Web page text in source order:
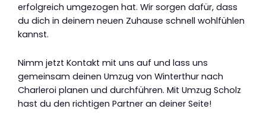
erfolgreich umgezogen hat. Wir sorgen dafür, dass
du dich in deinem neuen Zuhause schnell wohlfühlen
kannst.
Nimm jetzt Kontakt mit uns auf und lass uns
gemeinsam deinen Umzug von Winterthur nach
Charleroi planen und durchführen. Mit Umzug Scholz
hast du den richtigen Partner an deiner Seite!